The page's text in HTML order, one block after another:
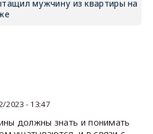
мужчину из квартиры на
2023 - 13:47
должны знать и понимать